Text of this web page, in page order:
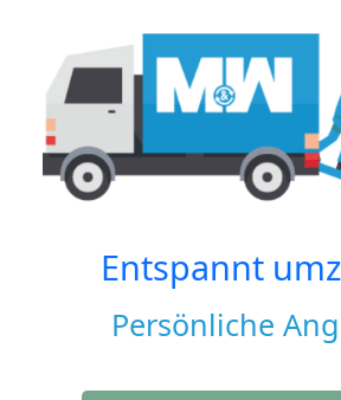
Entspannt
Persönliche